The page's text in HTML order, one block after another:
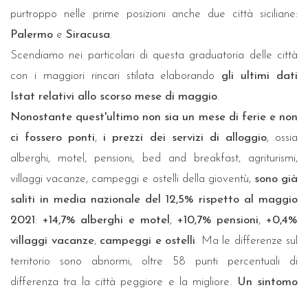
purtroppo nelle prime posizioni anche due città siciliane:
Palermo e Siracusa.
Scendiamo nei particolari di questa graduatoria delle città
con i maggiori rincari stilata elaborando gli ultimi dati
Istat relativi allo scorso mese di maggio.
Nonostante quest'ultimo non sia un mese di ferie e non
ci fossero ponti, i prezzi dei servizi di alloggio, ossia
alberghi, motel, pensioni, bed and breakfast, agriturismi,
villaggi vacanze, campeggi e ostelli della gioventù, sono già
saliti in media nazionale del 12,5% rispetto al maggio
2021 : +14,7% alberghi e motel , +10,7% pensioni, +0,4%
villaggi vacanze, campeggi e ostelli. Ma le differenze sul
territorio sono abnormi, oltre 58 punti percentuali di
differenza tra la città peggiore e la migliore.
Un sintomo